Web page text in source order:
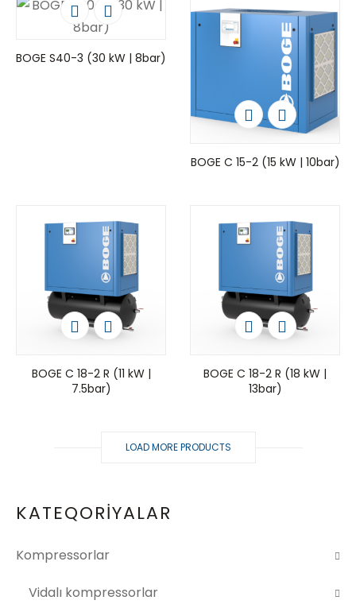
KATEQORİYALAR
Kompressorlar
Vidalı kompressorlar
BOGE S40-3 (30 kW | 8bar)
BOGE C 15-2 (15 kW | 10bar)
BOGE C 18-2 R (11 kW |
7.5bar)
BOGE C 18-2 R (18 kW |
13bar)
LOAD MORE PRODUCTS